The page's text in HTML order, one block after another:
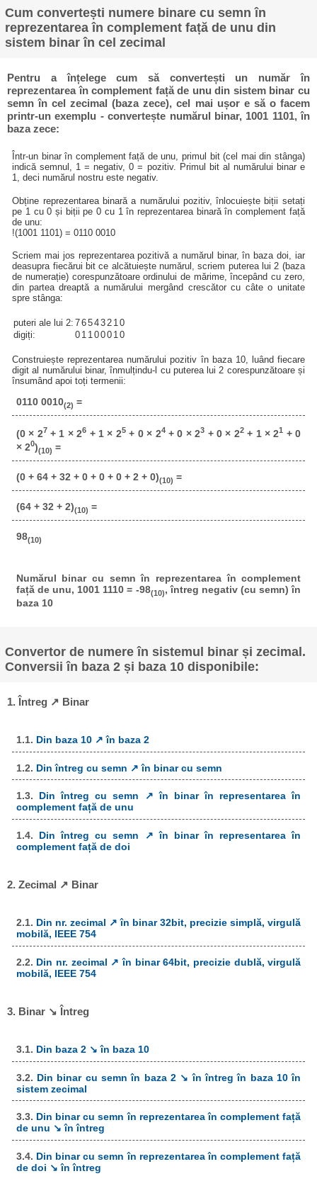
Cum convertești numere binare cu semn în
reprezentarea în complement față de unu din
sistem binar în cel zecimal
Pentru a înțelege cum să convertești un număr în
reprezentarea în complement față de unu din sistem binar cu
semn în cel zecimal (baza zece), cel mai ușor e să o facem
printr-un exemplu - convertește numărul binar, 1001 1101, în
baza zece:
Într-un binar în complement față de unu, primul bit (cel mai din stânga)
indică semnul, 1 = negativ, 0 = pozitiv. Primul bit al numărului binar e
1, deci numărul nostru este negativ.
Obține reprezentarea binară a numărului pozitiv, înlocuiește biții setați
pe 1 cu 0 și biții pe 0 cu 1 în reprezentarea binară în complement față
de unu:
!(1001 1101) = 0110 0010
Scriem mai jos reprezentarea pozitivă a numărul binar, în baza doi, iar
deasupra fiecărui bit ce alcătuiește numărul, scriem puterea lui 2 (baza
de numerație) corespunzătoare ordinului de mărime, începând cu zero,
din partea dreaptă a numărului mergând crescător cu câte o unitate
spre stânga:
puteri ale lui 2: 765432 10
digiți:
0 1 1000 10
Construiește reprezentarea numărului pozitiv în baza 10, luând fiecare
digit al numărului binar, înmulțindu-l cu puterea lui 2 corespunzătoare și
însumând apoi toți termenii:
0110 0010(2) =
(0 × 27 + 1 × 26 + 1 × 25+ 0 × 24+ 0 × 23 + 0 × 22+ 1 × 21 + 0
× 20)(10) =
(0 + 64 + 32 + 0 + 0 + 0 + 2 + 0)(10) =
(64 + 32 + 2)(10) =
98(10)
Numărul binar cu semn în reprezentarea în complement
față de unu, 1001 1110 = -98(10), întreg negativ (cu semn) în
baza 10
Convertor de numere în sistemul binar și zecimal.
Conversii în baza 2 și baza 10 disponibile:
1. Întreg ↗ Binar
1.1. Din baza 10 ↗ în baza 2
1.2. Din întreg cu semn ↗ în binar cu semn
1.3. Din întreg cu semn ↗ în binar în representarea în
complement față de unu
1.4. Din întreg cu semn ↗ în binar în representarea în
complement față de doi
2. Zecimal ↗ Binar
2.1. Din nr. zecimal ↗ în binar 32bit, precizie simplă, virgulă
mobilă, IEEE 754
2.2. Din nr. zecimal ↗ în binar 64bit, precizie dublă, virgulă
mobilă, IEEE 754
3. Binar ↘ Întreg
3.1. Din baza 2 ↘ în baza 10
3.2. Din binar cu semn în baza 2 ↘ în întreg în baza 10 în
sistem zecimal
3.3. Din binar cu semn în reprezentarea în complement față
de unu ↘ în întreg
3.4. Din binar cu semn în reprezentarea în complement față
de doi ↘ în întreg